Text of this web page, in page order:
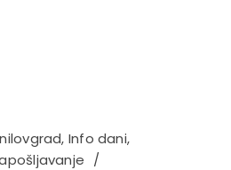
, Info dani,